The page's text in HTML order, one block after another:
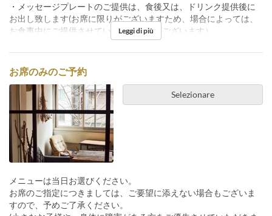
・メッセージプレートのご提供は、食後又は、ドリンク提供後に
お出し致します(お席に限りがございますため、場合によっては、
お食事中にご提供させていただく場合がございます）
Leggi di più
お席のみのご予約
Selezionare
メニューは当日お選びください。
お席のご指定につきましては、ご要望に添えない場合もございま
すので、予めご了承ください。